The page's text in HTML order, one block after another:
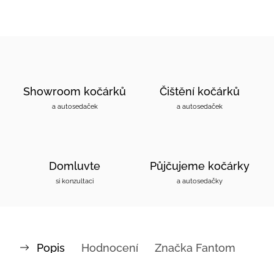
Showroom kočárků
a autosedaček
Čištění kočárků
a autosedaček
Domluvte
si konzultaci
Půjčujeme kočárky
a autosedačky
Popis Hodnocení Značka Fantom